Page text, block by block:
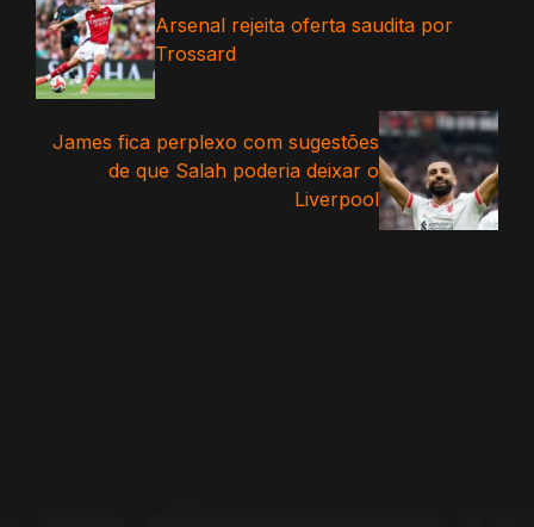
Arsenal rejeita oferta saudita por
Trossard
James fica perplexo com sugestões
de que Salah poderia deixar o
Liverpool